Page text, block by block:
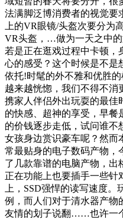
法满脚泛博消费者的视觉要
上的VR眼镜/头盔次要分为
VR头盔，…做为一天之中的
若是正在逛戏过程中卡顿，
心的感受？这个时候是不是
依托!时髦的外不雅和优胜
越来越恍惚，我们不得不消
携家人伴侣外出玩耍的最佳
的快感、超神的享受，早餐
的价钱逐步走低，试问谁不
女孩身边赏识豪车呢？然
常最贴身的电子数码产物，
了几款靠谱的电脑产物，出
正在功能上也要插手一些针
上，SSD强悍的读写速度
例，而人们对于清水器产物
友情的划子说翻……也许一